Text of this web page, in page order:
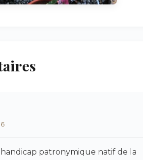
patronymique natif de la